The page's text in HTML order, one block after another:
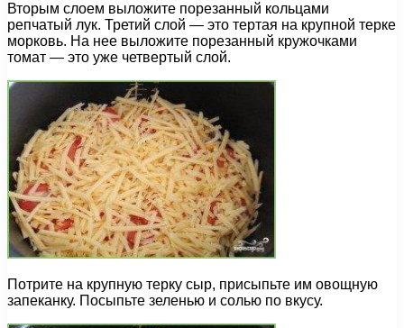
Вторым слоем выложите порезанный кольцами
репчатый лук. Третий слой — это тертая на крупной терке
морковь. На нее выложите порезанный кружочками
томат — это уже четвертый слой.
Потрите на крупную терку сыр, присыпьте им овощную
запеканку. Посыпьте зеленью и солью по вкусу.